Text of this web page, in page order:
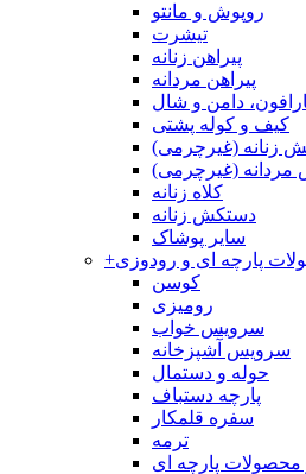
روپوش و مانتو
تیشرت
پیراهن زنانه
پیراهن مردانه
دامن و شال
کیف و کوله پشتی
زنانه (غیرچرمی)
(غیرچرمی)
کلاه زنانه
دستکش زنانه
سایر پوشاک
+پارچه ای و رودوزی
کوسن
رومیزی
سرویس خواب
سرویس آشپزخانه
حوله و دستمال
پارچه دستباف
سفره قلمکار
ترمه
محصولات پارچه ای